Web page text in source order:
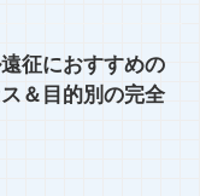
征におすすめの
＆目的別の完全